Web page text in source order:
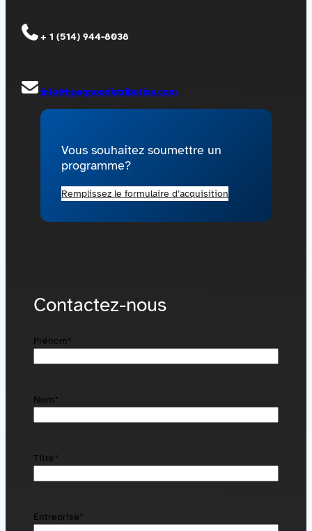
Contactez-nous
+ 1 (514) 944-8038
info@hgagnondistribution.com
Vous souhaitez soumettre un
programme?
Remplissez le formulaire d’acquisition
Contactez-nous
Prénom*
Nom*
Titre*
Entreprise*